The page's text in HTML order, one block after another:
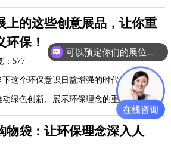
环利用产品等，这...
设计的跨界融合，无疑为我们提供了一个
察视角，展示了潮流与实用如何完美结
创造出令人瞩目的新风尚。
，在商品包装领域，潮流文化的影响
忽视。随着消费者对商品品质和个性化需
提高，包装袋...
色科技与可持续发展理念的重要平台，为
了一系列令人眼前一亮的绿色出行解决方
滑板车到共享自行车，再到氢能汽车，
产品不仅让我们看到了绿色出行的广阔前
我们提供了告别拥堵、享受便捷生活的新
车：城市短途出行的便捷之选
上的这些创意展品，让你重
环保！
：577
个环保意识日益增强的时代，环保展
动绿色创新、展示环保理念的重要平台。
弃物艺术展到包装行业的绿色革命，再到
碳循环设计，这些环保展上的创意展品
物袋：让环保理念深入人
可以预定你们的展位吗？